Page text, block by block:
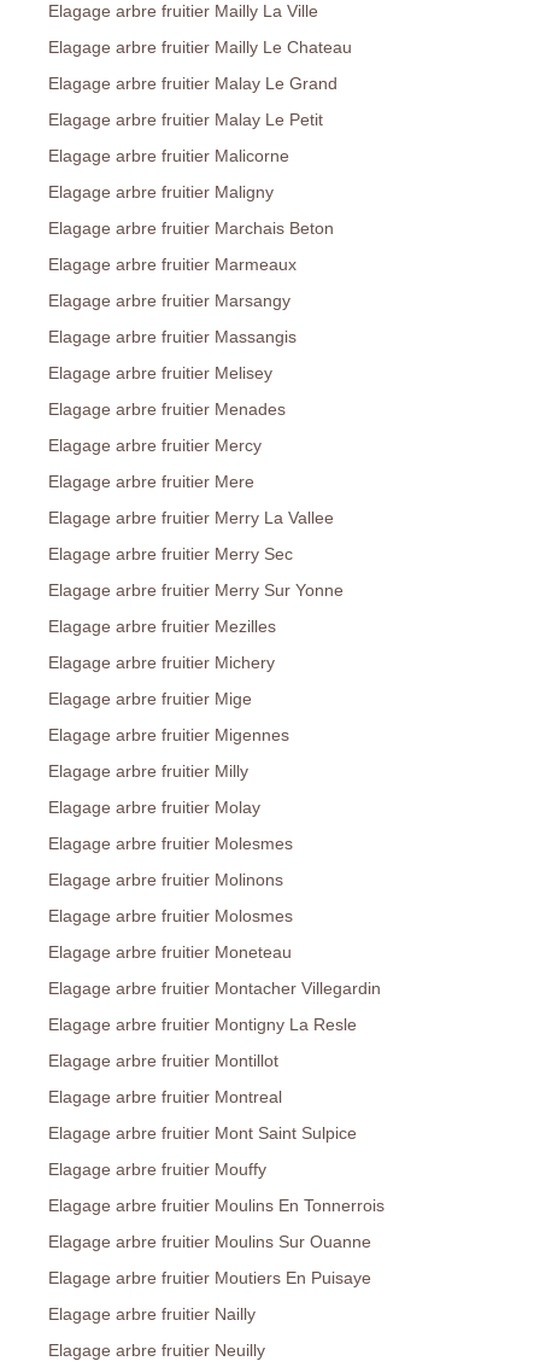
Elagage arbre fruitier Mailly La Ville
Elagage arbre fruitier Mailly Le Chateau
Elagage arbre fruitier Malay Le Grand
Elagage arbre fruitier Malay Le Petit
Elagage arbre fruitier Malicorne
Elagage arbre fruitier Maligny
Elagage arbre fruitier Marchais Beton
Elagage arbre fruitier Marmeaux
Elagage arbre fruitier Marsangy
Elagage arbre fruitier Massangis
Elagage arbre fruitier Melisey
Elagage arbre fruitier Menades
Elagage arbre fruitier Mercy
Elagage arbre fruitier Mere
Elagage arbre fruitier Merry La Vallee
Elagage arbre fruitier Merry Sec
Elagage arbre fruitier Merry Sur Yonne
Elagage arbre fruitier Mezilles
Elagage arbre fruitier Michery
Elagage arbre fruitier Mige
Elagage arbre fruitier Migennes
Elagage arbre fruitier Milly
Elagage arbre fruitier Molay
Elagage arbre fruitier Molesmes
Elagage arbre fruitier Molinons
Elagage arbre fruitier Molosmes
Elagage arbre fruitier Moneteau
Elagage arbre fruitier Montacher Villegardin
Elagage arbre fruitier Montigny La Resle
Elagage arbre fruitier Montillot
Elagage arbre fruitier Montreal
Elagage arbre fruitier Mont Saint Sulpice
Elagage arbre fruitier Mouffy
Elagage arbre fruitier Moulins En Tonnerrois
Elagage arbre fruitier Moulins Sur Ouanne
Elagage arbre fruitier Moutiers En Puisaye
Elagage arbre fruitier Nailly
Elagage arbre fruitier Neuilly